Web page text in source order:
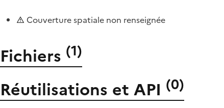
Couverture spatiale non renseignée
Fichiers (1)
Réutilisations et API (0)